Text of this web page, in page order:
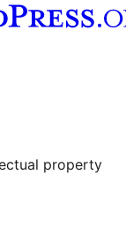
property